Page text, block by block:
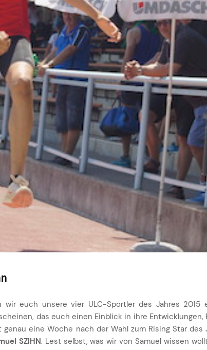
wir euch unsere vier ULC-Sportler des Jahres 2015
das euch einen Einblick in ihre Entwicklungen,
eine Woche nach der Wahl zum Rising Star des
SZIHN. Lest selbst, was wir von Samuel wissen